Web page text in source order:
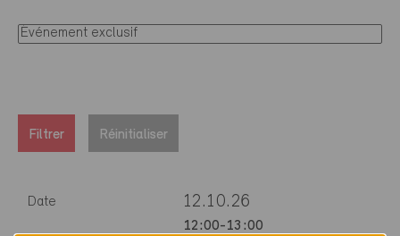
Filtrer Réinitialiser
Date 12.10.26
12:00-13:00